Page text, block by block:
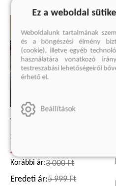
W.
Steve Sem-Sandberg
4 499 Ft
Korábbi ár:3 000 Ft
Eredeti ár:5 999 Ft
Ez a weboldal
Weboldalunk tartalmának
és a böngészési élmény
(cookie), illetve egyéb
használatára vonatkozó
testreszabási lehetőségeiről
érhető el.
Beállítások